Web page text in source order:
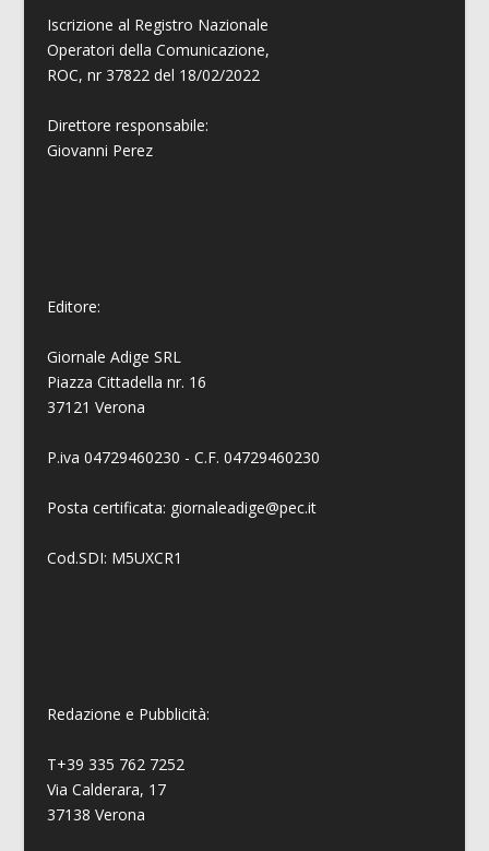
Iscrizione al Registro Nazionale
Operatori della Comunicazione,
ROC, nr 37822 del 18/02/2022
Direttore responsabile:
Giovanni Perez
Editore:
Giornale Adige SRL
Piazza Cittadella nr. 16
37121 Verona
P.iva 04729460230 - C.F. 04729460230
Posta certificata: giornaleadige@pec.it
Cod.SDI: M5UXCR1
Redazione e Pubblicità:
T+39 335 762 7252
Via Calderara, 17
37138 Verona